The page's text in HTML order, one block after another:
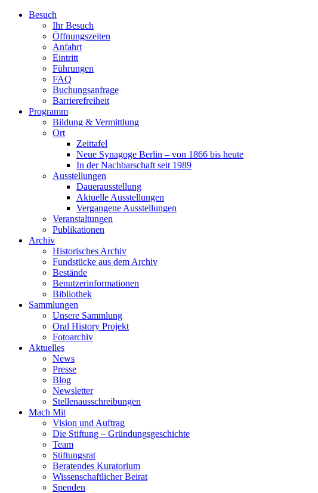
Zum
Besuch
Ihr Besuch
Öffnungszeiten
Anfahrt
Eintritt
Führungen
FAQ
Buchungsanfrage
Barrierefreiheit
Programm
Bildung & Vermittlung
Ort
Zeittafel
Neue Synagoge Berlin – von 1866 bis heute
In der Nachbarschaft seit 1989
Ausstellungen
Dauerausstellung
Aktuelle Ausstellungen
Vergangene Ausstellungen
Veranstaltungen
Publikationen
Archiv
Historisches Archiv
Fundstücke aus dem Archiv
Bestände
Benutzerinformationen
Bibliothek
Sammlungen
Unsere Sammlung
Oral History Projekt
Fotoarchiv
Aktuelles
News
Presse
Blog
Newsletter
Stellenausschreibungen
Mach Mit
Vision und Auftrag
Die Stiftung – Gründungsgeschichte
Team
Stiftungsrat
Beratendes Kuratorium
Wissenschaftlicher Beirat
Spenden